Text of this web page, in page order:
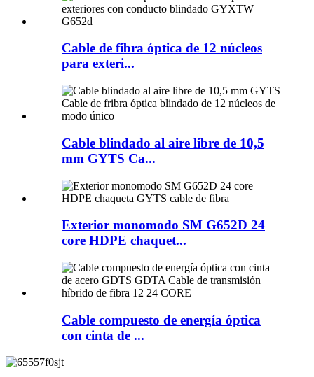
Cable de fibra óptica de 12 núcleos
para exteri...
Cable blindado al aire libre de 10,5
mm GYTS Ca...
Exterior monomodo SM G652D 24
core HDPE chaquet...
Cable compuesto de energía óptica
con cinta de ...